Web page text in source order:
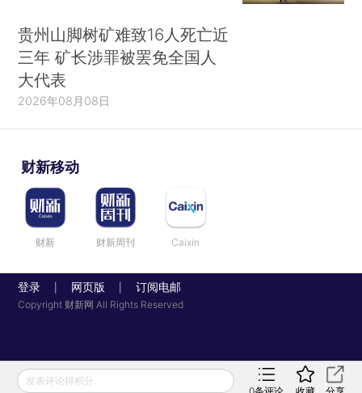
贵州山脚树矿难致16人死亡近
三年 矿长涉罪被罢免全国人
大代表
2026年08月08日
财新移动
财新 财新周刊 Caixin
登录 网页版 订阅电邮
Copyright 财新网 All Rights Reserved
发表评论得积分
0条评论 收藏 分享